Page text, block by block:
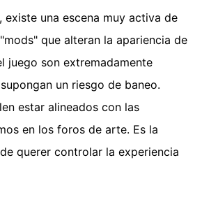
existe una escena muy activa de
que alteran la apariencia de
juego son extremadamente
un riesgo de baneo.
estar alineados con las
en los foros de arte. Es la
querer controlar la experiencia